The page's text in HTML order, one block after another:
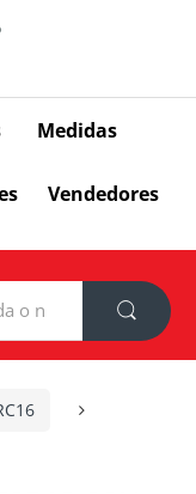
Medidas
Vendedores